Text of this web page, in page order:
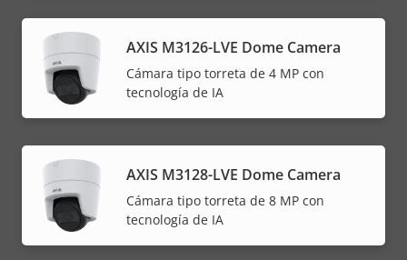
AXIS M3126-LVE Dome Camera
Cámara tipo torreta de 4 MP con
tecnología de IA
AXIS M3128-LVE Dome Camera
Cámara tipo torreta de 8 MP con
tecnología de IA